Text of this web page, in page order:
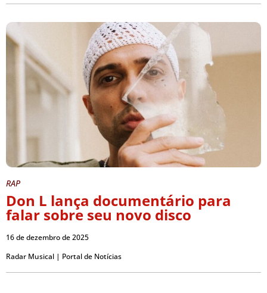
RAP
Don L lança documentário para
falar sobre seu novo disco
16 de dezembro de 2025
Radar Musical | Portal de Notícias